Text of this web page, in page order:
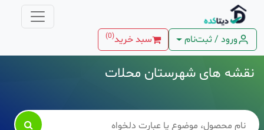
ورود / ثبت‌نام سبد خرید(
0
)
نقشه های شهرستان محلات
